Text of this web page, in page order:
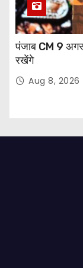
पंजाब CM 9
रखेंगे
Aug 8, 2026